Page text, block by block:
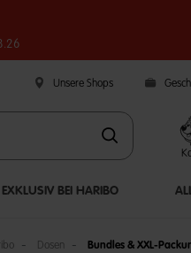
Unsere Shops
EXKLUSIV BEI HARIBO
Dosen Bundles & XXL-